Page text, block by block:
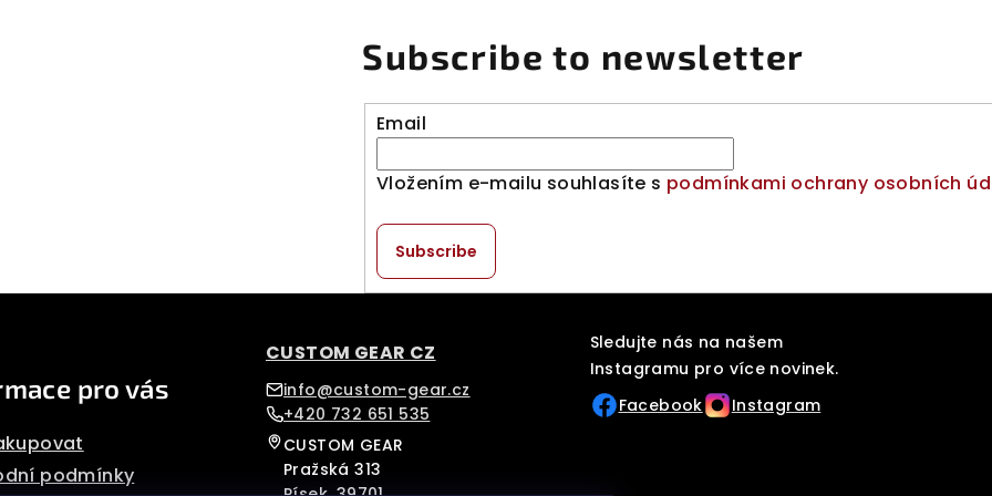
Subscribe to newsletter
Email
Vložením e-mailu souhlasíte s podmínkami ochrany osobních
Subscribe
pro vás
podmínky
CUSTOM GEAR CZ
info@custom-gear.cz
+420 732 651 535
CUSTOM GEAR
Pražská 313
Sledujte nás na našem
Instagramu pro více novinek.
Facebook
Instagram